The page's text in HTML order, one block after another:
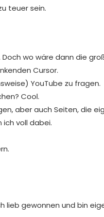
teuer sein.
wo wäre dann die
Cursor.
YouTube zu fragen.
Cool.
aber auch Seiten, die
ich voll dabei.
gewonnen und bin